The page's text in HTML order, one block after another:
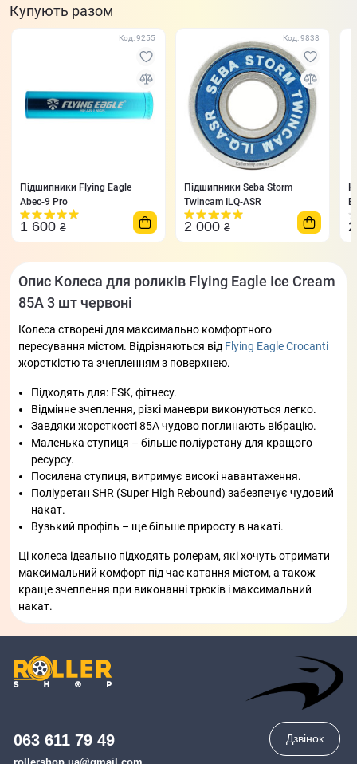
Купують разом
Код: 9255
Підшипники Flying Eagle
Abec-9 Pro
1 600 ₴
Код: 9838
Підшипники Seba Storm
Twincam ILQ-ASR
2 000 ₴
Опис Колеса для роликів Flying Eagle Ice Cream
85A 3 шт червоні
Колеса створені для максимально комфортного
пересування містом. Відрізняються від Flying Eagle Crocanti
жорсткістю та зчепленням з поверхнею.
Підходять для: FSK, фітнесу.
Відмінне зчеплення, різкі маневри виконуються легко.
Завдяки жорсткості 85A чудово поглинають вібрацію.
Маленька ступиця – більше поліуретану для кращого
ресурсу.
Посилена ступиця, витримує високі навантаження.
Поліуретан SHR (Super High Rebound) забезпечує чудовий
накат.
Вузький профіль – ще більше приросту в накаті.
Ці колеса ідеально підходять ролерам, які хочуть отримати
максимальний комфорт під час катання містом, а також
краще зчеплення при виконанні трюків і максимальний
накат.
063 611 79 49 Дзвінок